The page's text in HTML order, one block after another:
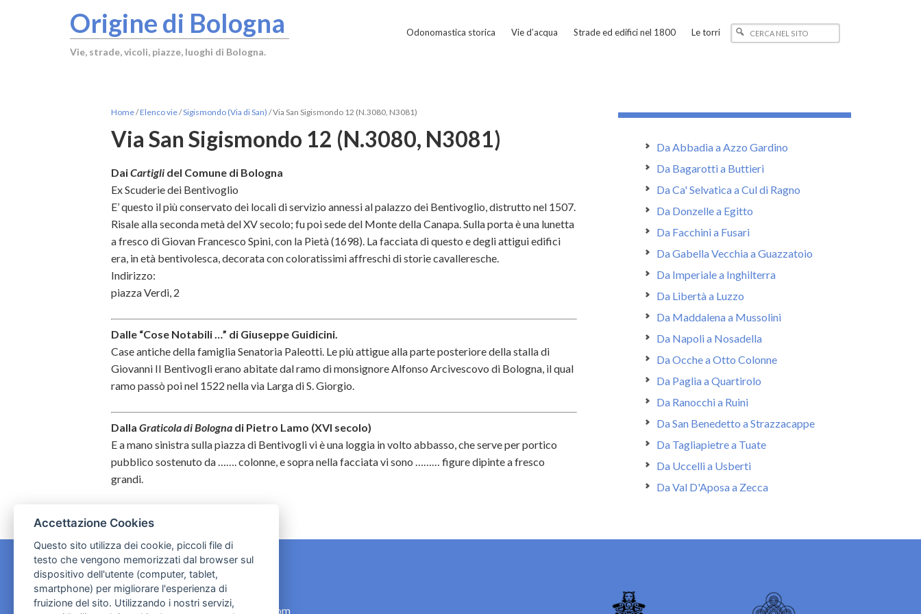
Origine di Bologna
Vie, strade, vicoli, piazze, luoghi di Bologna.
Odonomastica storica Vie d’acqua Strade ed edifici nel 1800 Le torri
Home/Elenco vie/Sigismondo (Via di San) /Via San Sigismondo 12 (N.3080, N3081)
Via San Sigismondo 12 (N.3080, N3081)
DaiCartigli del Comune di Bologna
Ex Scuderie dei Bentivoglio
E’ questo il più conservato dei locali di servizio annessi al palazzo dei Bentivoglio, distrutto nel 1507.
Risale alla seconda metà del XV secolo; fu poi sede del Monte della Canapa. Sulla porta è una lunetta
a fresco di Giovan Francesco Spini, con la Pietà (1698). La facciata di questo e degli attigui edifici
era, in età bentivolesca, decorata con coloratissimi affreschi di storie cavalleresche.
Indirizzo:
piazza Verdi, 2
Dalle “Cose Notabili …” di Giuseppe Guidicini.
Case antiche della famiglia Senatoria Paleotti. Le più attigue alla parte posteriore della stalla di
Giovanni II Bentivogli erano abitate dal ramo di monsignore Alfonso Arcivescovo di Bologna, il qual
ramo passò poi nel 1522 nella via Larga di S. Giorgio.
Dalla Graticola di Bologna di Pietro Lamo (XVI secolo)
E a mano sinistra sulla piazza di Bentivogli vi è una loggia in volto abbasso, che serve per portico
pubblico sostenuto da ……. colonne, e sopra nella facciata vi sono ……… figure dipinte a fresco
grandi.
Da Abbadia a Azzo Gardino
Da Bagarotti a Buttieri
Da Ca' Selvatica a Cul di Ragno
Da Donzelle a Egitto
Da Facchini a Fusari
Da Gabella Vecchia a Guazzatoio
Da Imperiale a Inghilterra
Da Libertà a Luzzo
Da Maddalena a Mussolini
Da Napoli a Nosadella
Da Ocche a Otto Colonne
Da Paglia a Quartirolo
Da Ranocchi a Ruini
Da San Benedetto a Strazzacappe
Da Tagliapietre a Tuate
Da Uccelli a Usberti
Da Val D'Aposa a Zecca
CONTATTI
contact.originebologna@gmail.com
Accettazione Cookies
Questo sito utilizza dei cookie, piccoli file di
testo che vengono memorizzati dal browser sul
dispositivo dell'utente (computer, tablet,
smartphone) per migliorare l'esperienza di
fruizione del sito. Utilizzando i nostri servizi,